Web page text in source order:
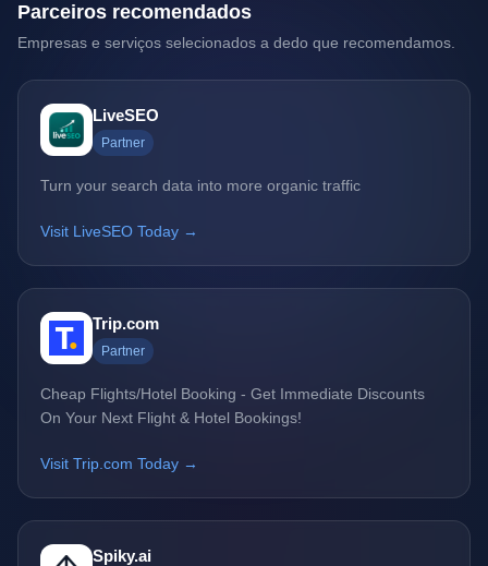
Parceiros recomendados
Empresas e serviços selecionados a dedo que recomendamos.
LiveSEO
Partner
Turn your search data into more organic traffic
Visit LiveSEO Today →
Trip.com
Partner
Cheap Flights/Hotel Booking - Get Immediate Discounts
On Your Next Flight & Hotel Bookings!
Visit Trip.com Today →
Spiky.ai